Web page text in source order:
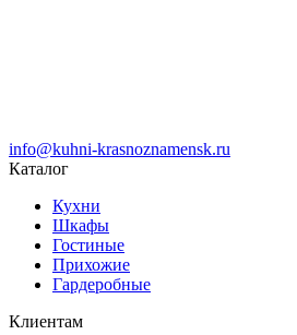
info@kuhni-krasnoznamensk.ru
Каталог
Кухни
Шкафы
Гостиные
Прихожие
Гардеробные
Клиентам